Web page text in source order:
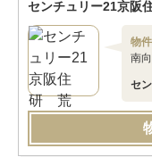
センチュリー21京阪
物
南
セ